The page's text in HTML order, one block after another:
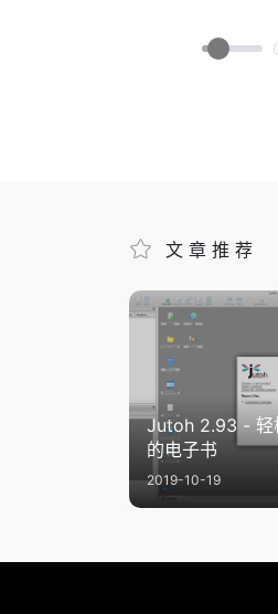
文章推荐
Jutoh 2.93 - 轻
的电子书
2019-10-19